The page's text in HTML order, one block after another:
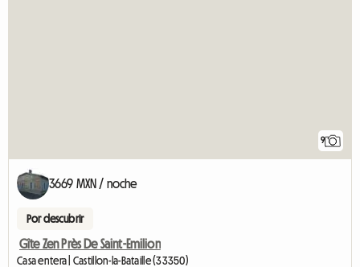
9
3669 MXN / noche
Por descubrir
Gîte Zen Près De Saint-Emilion
Casa entera | Castillon-la-Bataille (33350)